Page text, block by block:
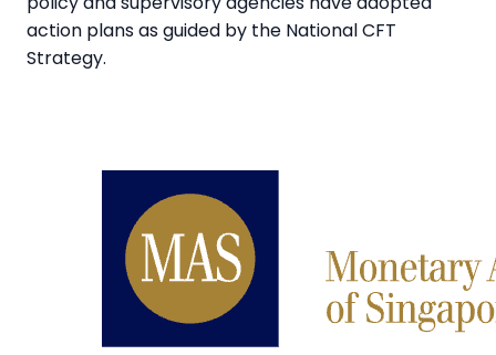
action plans as guided by the National CFT
Strategy.